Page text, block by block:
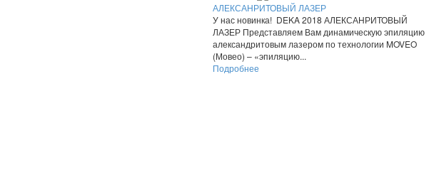
АЛЕКСАНРИТОВЫЙ ЛАЗЕР
У нас новинка! DEKA 2018 АЛЕКСАНРИТОВЫЙ
ЛАЗЕР Представляем Вам динамическую эпиляцию
александритовым лазером по технологии MOVEO
(Мовео) – «эпиляцию...
Подробнее